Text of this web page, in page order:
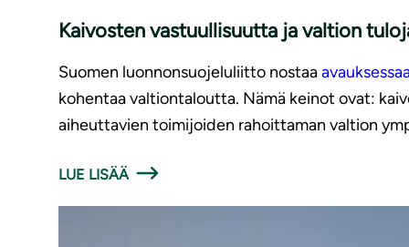
Kaivosten vastuullisuutta ja valtion
Suomen luonnonsuojeluliitto nostaa
kohentaa valtiontaloutta. Nämä keinot ovat:
aiheuttavien toimijoiden rahoittaman valtion
LUE LISÄÄ